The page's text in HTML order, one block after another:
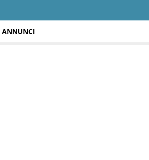
ANNUNCI